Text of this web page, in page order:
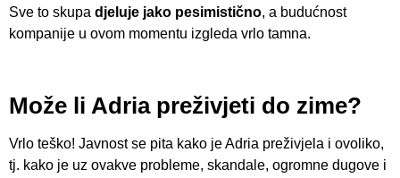
Sve to skupa djeluje jako pesimistično, a budućnost
kompanije u ovom momentu izgleda vrlo tamna.
Može li Adria preživjeti do zime?
Vrlo teško! Javnost se pita kako je Adria preživjela i ovoliko,
tj. kako je uz ovakve probleme, skandale, ogromne dugove i